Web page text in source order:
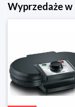
Wyprzedaże w